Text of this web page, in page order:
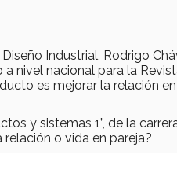
Industrial, Rodrigo
nivel nacional para la
es mejorar la relación
y sistemas 1”, de la
o vida en pareja?